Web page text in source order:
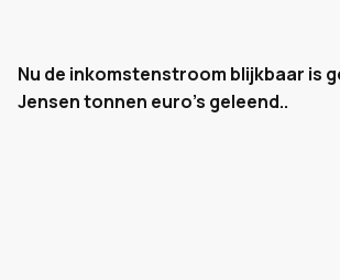
Nu de inkomstenstroom blijkbaar is
Jensen tonnen euro's geleend..